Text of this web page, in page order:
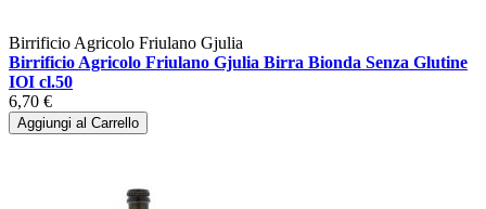
Birrificio Agricolo Friulano Gjulia
Birrificio Agricolo Friulano Gjulia Birra Bionda Senza Glutine
IOI cl.50
6,70 €
Aggiungi al Carrello